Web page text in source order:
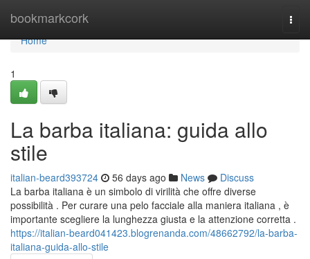
bookmarkcork
Home
Home
1
La barba italiana: guida allo
stile
italian-beard393724 56 days ago News
Discuss
La barba italiana è un simbolo di virilità che offre diverse
possibilità . Per curare una pelo facciale alla maniera italiana , è
importante scegliere la lunghezza giusta e la attenzione corretta .
https://italian-beard041423.blogrenanda.com/48662792/la-barba-
italiana-guida-allo-stile